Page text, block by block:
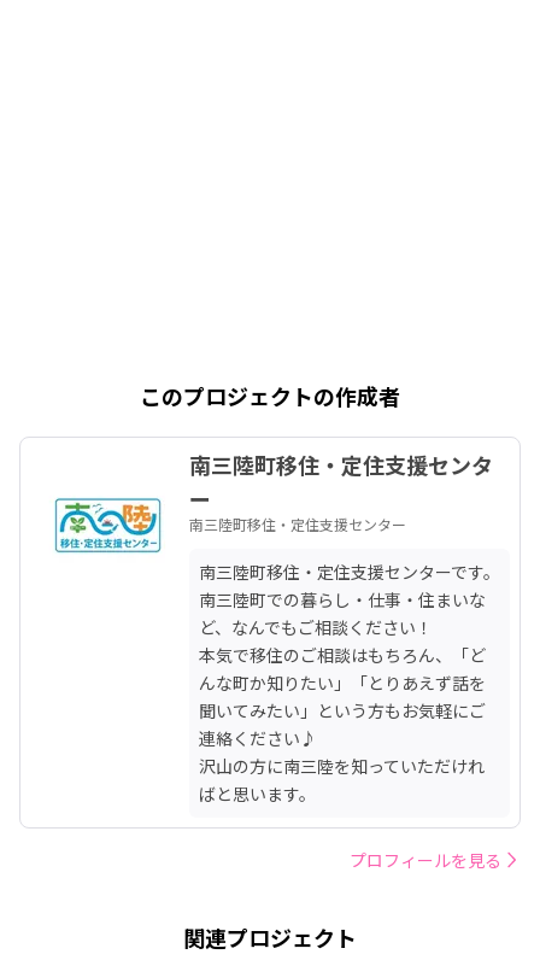
このプロジェクトの作成者
南三陸町移住・定住支援センタ
ー
南三陸町移住・定住支援センター
南三陸町移住・定住支援センターです。
南三陸町での暮らし・仕事・住まいな
ど、なんでもご相談ください！
本気で移住のご相談はもちろん、「ど
んな町か知りたい」「とりあえず話を
聞いてみたい」という方もお気軽にご
連絡ください♪
沢山の方に南三陸を知っていただけれ
ばと思います。
プロフィールを見る
関連プロジェクト